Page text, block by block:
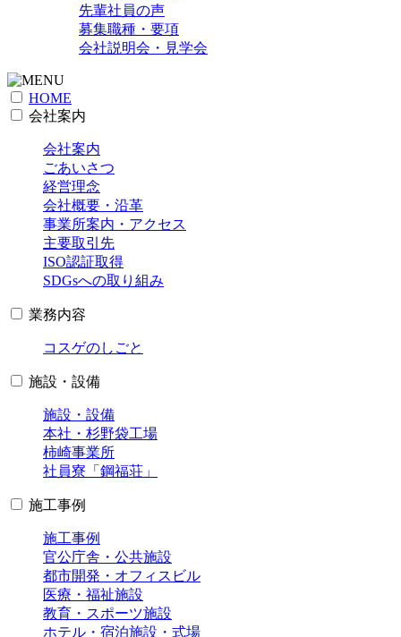
先輩社員の声
募集職種・要項
会社説明会・見学会
HOME
会社案内
会社案内
ごあいさつ
経営理念
会社概要・沿革
事業所案内・アクセス
主要取引先
ISO認証取得
SDGsへの取り組み
業務内容
コスゲのしごと
施設・設備
施設・設備
本社・杉野袋工場
柿崎事業所
社員寮「鋼福荘」
施工事例
施工事例
官公庁舎・公共施設
都市開発・オフィスビル
医療・福祉施設
教育・スポーツ施設
ホテル・宿泊施設・式場